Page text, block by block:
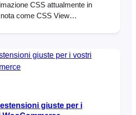
CSS attualmente in
come CSS View
WordPress o
La scorsa settimana
giuste per i